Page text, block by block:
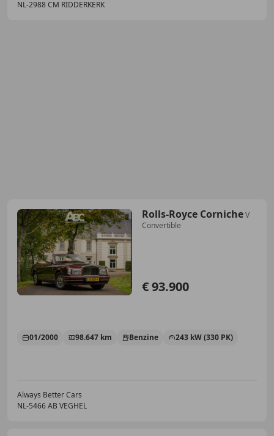
NL-2988 CM RIDDERKERK
Rolls-Royce CornicheV
Convertible
€ 93.900
01/2000 98.647 km Benzine 243 kW (330 PK)
Always Better Cars
NL-5466 AB VEGHEL